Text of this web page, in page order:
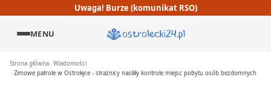
Uwaga! Burze (komunikat RSO)
MENU
Strona główna Wiadomości
Zimowe patrole w Ostrołęce - strażnicy nasiliły kontrole miejsc pobytu osób bezdomnych